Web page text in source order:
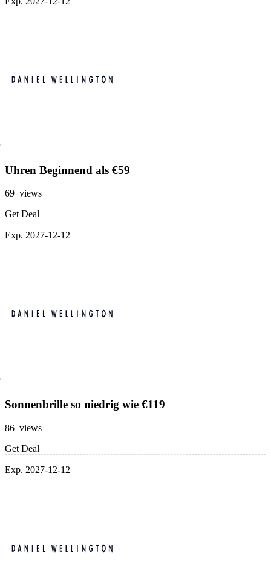
Uhren Beginnend als €59
69 views
Get Deal
Exp. 2027-12-12
Sonnenbrille so niedrig wie €119
86 views
Get Deal
Exp. 2027-12-12